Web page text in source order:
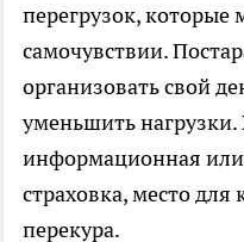
перегрузок, которые
самочувствии.
организовать свой
уменьшить нагрузки.
информационная или
страховка, место для
перекура.